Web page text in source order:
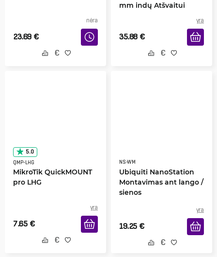
nėra
23.69 €
mm indų Atšvaitui
yra
35.88 €
5.0
QMP-LHG
MikroTik QuickMOUNT
pro LHG
yra
7.65 €
NS-WM
Ubiquiti NanoStation
Montavimas ant lango /
sienos
yra
19.25 €